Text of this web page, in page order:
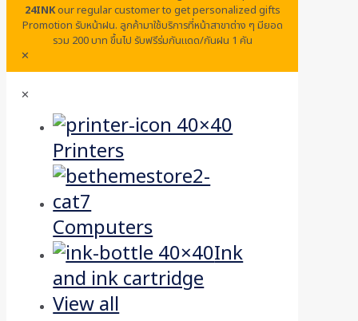
24INKour regular customer to get personalized gifts
Promotion รับหน้าฝน. ลูกค้ามาใช้บริการที่หน้าสาขาต่าง ๆ มียอด
รวม 200 บาท ขึ้นไป รับฟรีร่มกันแดด/กันฝน 1 คัน
✕
✕
Printers
Computers
Ink
and ink cartridge
View all